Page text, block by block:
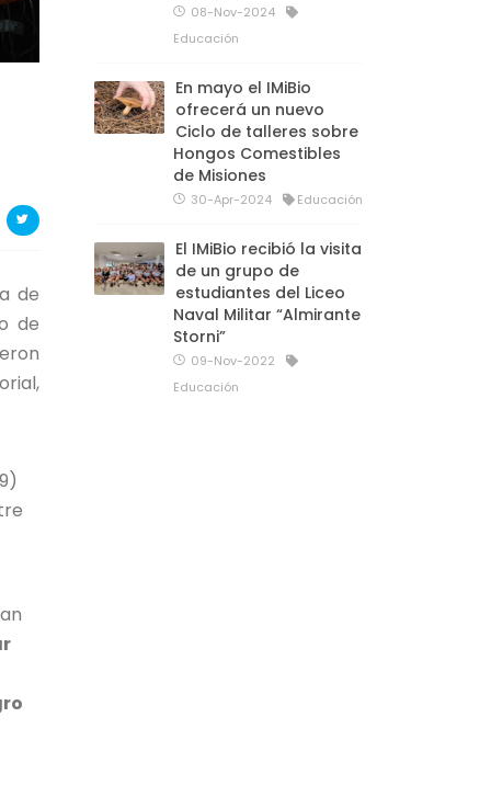
de
de
08-Nov-2024
Educación
En mayo el IMiBio
ofrecerá un nuevo
Ciclo de talleres sobre
Hongos Comestibles
de Misiones
30-Apr-2024 Educación
El IMiBio recibió la visita
de un grupo de
estudiantes del Liceo
Naval Militar “Almirante
Storni”
09-Nov-2022
Educación